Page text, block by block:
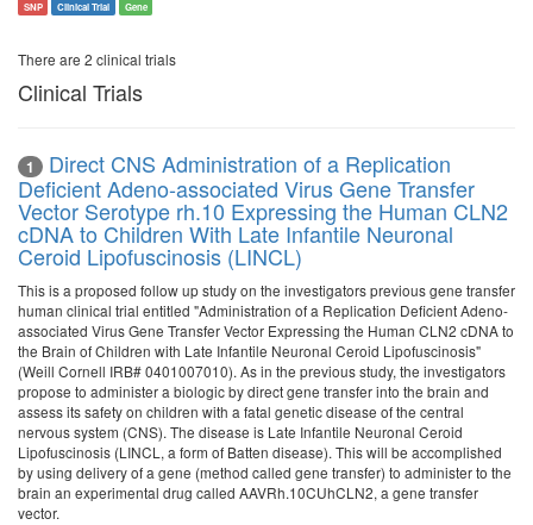
SNP Clinical Trial Gene
There are 2 clinical trials
Clinical Trials
1
Direct CNS Administration of a Replication
Deficient Adeno-associated Virus Gene Transfer
Vector Serotype rh.10 Expressing the Human CLN2
cDNA to Children With Late Infantile Neuronal
Ceroid Lipofuscinosis (LINCL)
This is a proposed follow up study on the investigators previous gene transfer
human clinical trial entitled "Administration of a Replication Deficient Adeno-
associated Virus Gene Transfer Vector Expressing the Human CLN2 cDNA to
the Brain of Children with Late Infantile Neuronal Ceroid Lipofuscinosis"
(Weill Cornell IRB# 0401007010). As in the previous study, the investigators
propose to administer a biologic by direct gene transfer into the brain and
assess its safety on children with a fatal genetic disease of the central
nervous system (CNS). The disease is Late Infantile Neuronal Ceroid
Lipofuscinosis (LINCL, a form of Batten disease). This will be accomplished
by using delivery of a gene (method called gene transfer) to administer to the
brain an experimental drug called AAVRh.10CUhCLN2, a gene transfer
vector.